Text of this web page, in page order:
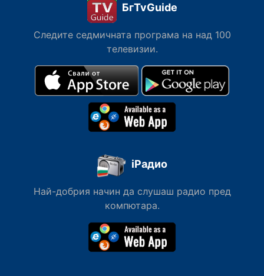
БгTvGuide
Следите седмичната програма на над 100
телевизии.
iРадио
Най-добрия начин да слушаш радио пред
компютара.